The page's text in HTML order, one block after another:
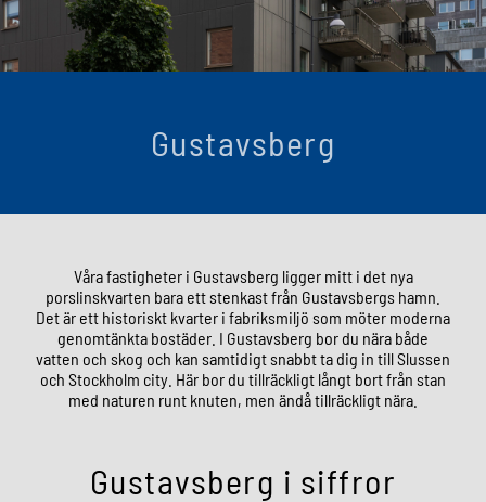
Gustavsberg
Våra fastigheter i Gustavsberg ligger mitt i det nya
porslinskvarten bara ett stenkast från Gustavsbergs hamn.
Det är ett historiskt kvarter i fabriksmiljö som möter moderna
genomtänkta bostäder. I Gustavsberg bor du nära både
vatten och skog och kan samtidigt snabbt ta dig in till Slussen
och Stockholm city. Här bor du tillräckligt långt bort från stan
med naturen runt knuten, men ändå tillräckligt nära.
Gustavsberg i siffror